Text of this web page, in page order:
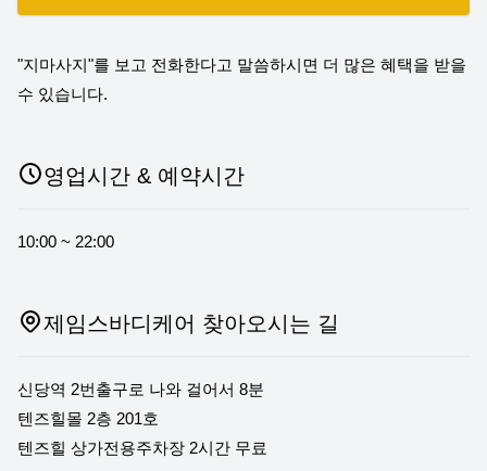
"지마사지"를 보고 전화한다고 말씀하시면 더 많은 혜택을 받을
수 있습니다.
영업시간 & 예약시간
10:00 ~ 22:00
제임스바디케어 찾아오시는 길
신당역 2번출구로 나와 걸어서 8분
텐즈힐몰 2층 201호
텐즈힐 상가전용주차장 2시간 무료